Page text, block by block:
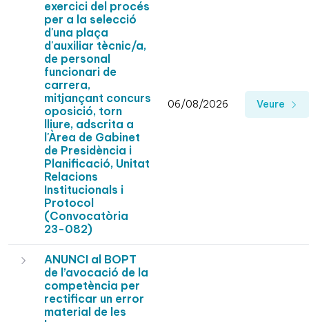
exercici del procés
per a la selecció
d'una plaça
d'auxiliar tècnic/a,
de personal
funcionari de
carrera,
mitjançant concurs
oposició, torn
lliure, adscrita a
l'Àrea de Gabinet
de Presidència i
Planificació, Unitat
Relacions
Institucionals i
Protocol
(Convocatòria
23-082)
06/08/2026 Veure
ANUNCI al BOPT
de l’avocació de la
competència per
rectificar un error
material de les